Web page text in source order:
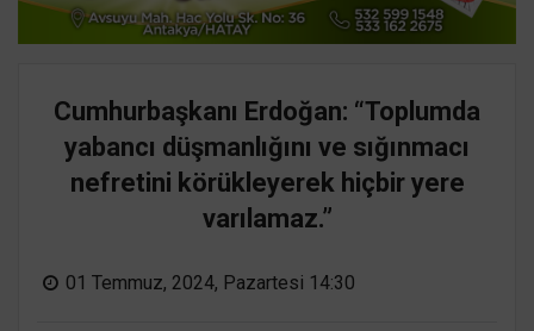
Cumhurbaşkanı Erdoğan: “Toplumda
yabancı düşmanlığını ve sığınmacı
nefretini körükleyerek hiçbir yere
varılamaz.”
01 Temmuz, 2024, Pazartesi 14:30